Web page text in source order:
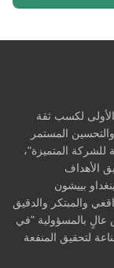
لكسب ثقة
المستمر
للشركة المتميزة"،
الأهداف
بييشون
والمبتكر والدقيق
عالٍ بالمسؤولية "في
لتحقيق المنفعة